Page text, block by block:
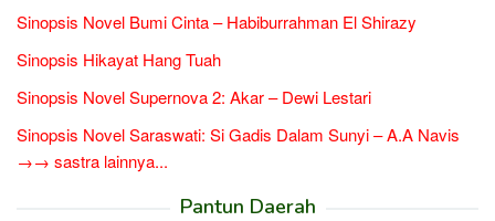
Sinopsis Novel Bumi Cinta – Habiburrahman El Shirazy
Sinopsis Hikayat Hang Tuah
Sinopsis Novel Supernova 2: Akar – Dewi Lestari
Sinopsis Novel Saraswati: Si Gadis Dalam Sunyi – A.A Navis
→→ sastra lainnya...
Pantun Daerah